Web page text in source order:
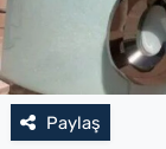
Paylaş